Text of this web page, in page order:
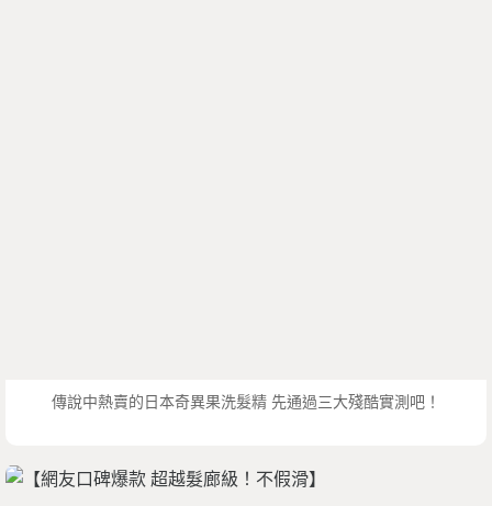
傳說中熱賣的日本奇異果洗髮精 先通過三大殘酷實測吧！